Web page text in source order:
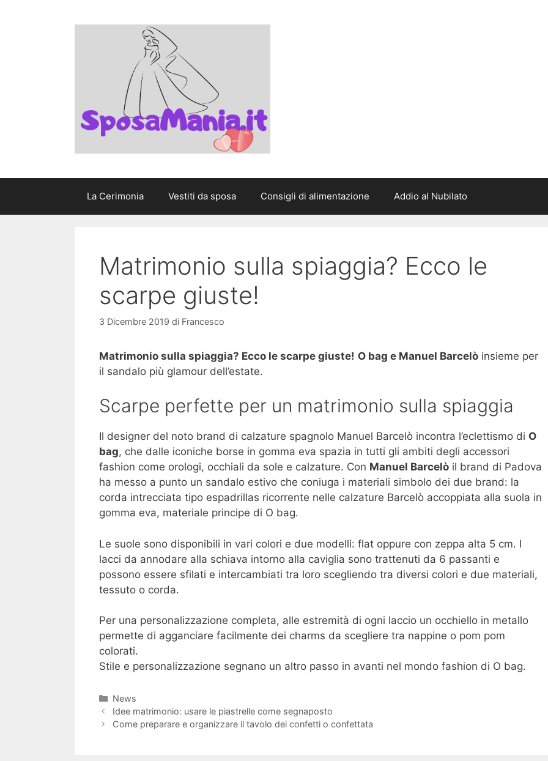
La Cerimonia Vestiti da sposa Consigli di alimentazione Addio al Nubilato
Matrimonio sulla spiaggia? Ecco le
scarpe giuste!
3 Dicembre 2019 di Francesco
Matrimonio sulla spiaggia? Ecco le scarpe giuste! O bag e Manuel Barcelò insieme per
il sandalo più glamour dell’estate.
Scarpe perfette per un matrimonio sulla spiaggia
Il designer del noto brand di calzature spagnolo Manuel Barcelò incontra l’eclettismo di O
bag, che dalle iconiche borse in gomma eva spazia in tutti gli ambiti degli accessori
fashion come orologi, occhiali da sole e calzature. Con Manuel Barcelò il brand di Padova
ha messo a punto un sandalo estivo che coniuga i materiali simbolo dei due brand: la
corda intrecciata tipo espadrillas ricorrente nelle calzature Barcelò accoppiata alla suola in
gomma eva, materiale principe di O bag.
Le suole sono disponibili in vari colori e due modelli: flat oppure con zeppa alta 5 cm. I
lacci da annodare alla schiava intorno alla caviglia sono trattenuti da 6 passanti e
possono essere sfilati e intercambiati tra loro scegliendo tra diversi colori e due materiali,
tessuto o corda.
Per una personalizzazione completa, alle estremità di ogni laccio un occhiello in metallo
permette di agganciare facilmente dei charms da scegliere tra nappine o pom pom
colorati.
Stile e personalizzazione segnano un altro passo in avanti nel mondo fashion di O bag.
Categorie
News
Navigazione
articolo
Idee matrimonio: usare le piastrelle come segnaposto
Come preparare e organizzare il tavolo dei confetti o confettata